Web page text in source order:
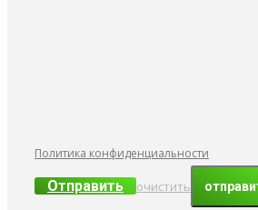
Политика конфиденциальности
Отправить очистить